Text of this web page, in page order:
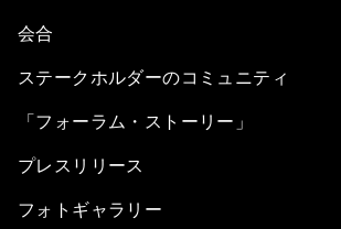
会合
ステークホルダーのコミュニティ
「フォーラム・ストーリー」
プレスリリース
フォトギャラリー